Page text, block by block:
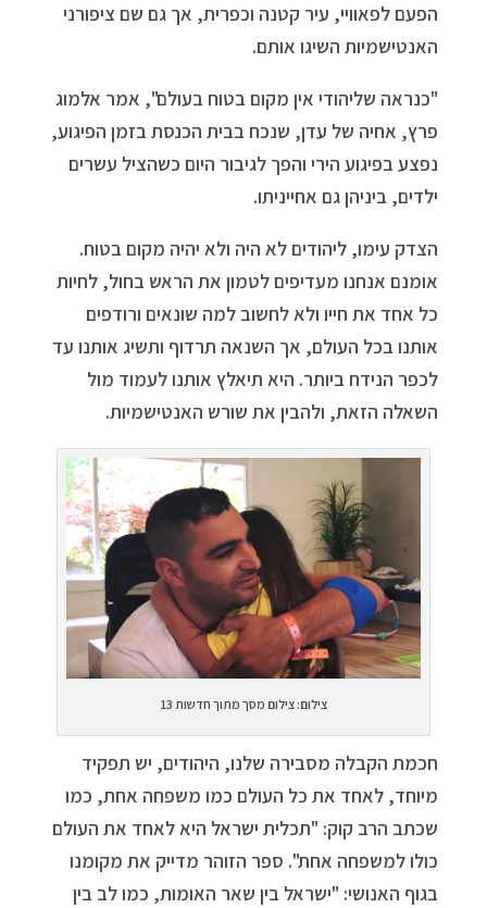
הפעם לפאוויי, עיר קטנה וכפרית, אך גם שם ציפורני
האנטישמיות השיגו אותם.
"כנראה שליהודי אין מקום בטוח בעולם", אמר אלמוג
פרץ, אחיה של עדן, שנכח בבית הכנסת בזמן הפיגוע,
נפצע בפיגוע הירי והפך לגיבור היום כשהציל עשרים
ילדים, ביניהן גם אחייניתו.
הצדק עימו, ליהודים לא היה ולא יהיה מקום בטוח.
אומנם אנחנו מעדיפים לטמון את הראש בחול, לחיות
כל אחד את חייו ולא לחשוב למה שונאים ורודפים
אותנו בכל העולם, אך השנאה תרדוף ותשיג אותנו עד
לכפר הנידח ביותר. היא תיאלץ אותנו לעמוד מול
השאלה הזאת, ולהבין את שורש האנטישמיות.
צילום: צילום מסך מתוך חדשות 13
חכמת הקבלה מסבירה שלנו, היהודים, יש תפקיד
מיוחד, לאחד את כל העולם כמו משפחה אחת, כמו
שכתב הרב קוק: "תכלית ישראל היא לאחד את העולם
כולו למשפחה אחת". ספר הזוהר מדייק את מקומנו
בגוף האנושי: "ישראל בין שאר האומות, כמו לב בין